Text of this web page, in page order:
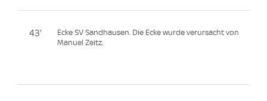
43'
Ecke SV Sandhausen. Die Ecke wurde verursacht von
Manuel Zeitz.